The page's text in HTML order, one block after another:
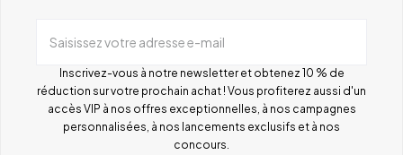
Saisissez votre adresse e-mail
Inscrivez-vous à notre newsletter et obtenez 10 % de
réduction sur votre prochain achat ! Vous profiterez aussi d'un
accès VIP à nos offres exceptionnelles, à nos campagnes
personnalisées, à nos lancements exclusifs et à nos
concours.